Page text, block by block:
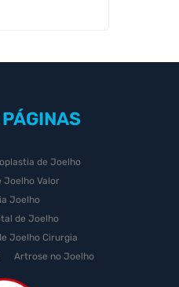
PÁGINAS
de Joelho
Joelho Valor
Joelho
de Joelho
Joelho Cirurgia
Artrose no Joelho
Cirurgia